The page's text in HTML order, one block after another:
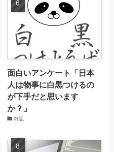
面白いアンケート「日本
人は物事に白黒つけるの
が下手だと思います
か？」
雑記